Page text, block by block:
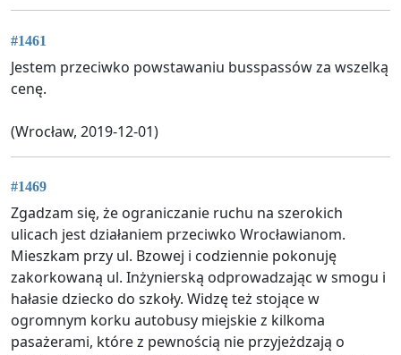
#1461
Jestem przeciwko powstawaniu busspassów za wszelką
cenę.
(Wrocław, 2019-12-01)
#1469
Zgadzam się, że ograniczanie ruchu na szerokich
ulicach jest działaniem przeciwko Wrocławianom.
Mieszkam przy ul. Bzowej i codziennie pokonuję
zakorkowaną ul. Inżynierską odprowadzając w smogu i
hałasie dziecko do szkoły. Widzę też stojące w
ogromnym korku autobusy miejskie z kilkoma
pasażerami, które z pewnością nie przyjeżdzają o